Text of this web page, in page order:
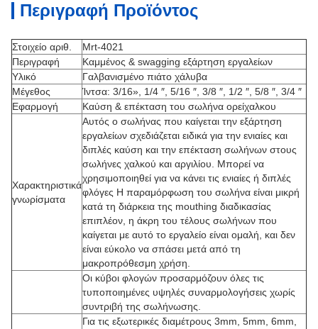
Περιγραφή Προϊόντος
Στοιχείο αριθ.
Mrt-4021
Περιγραφή
Καμμένος & swagging εξάρτηση εργαλείων
Υλικό
Γαλβανισμένο πιάτο χάλυβα
Μέγεθος
Ίντσα: 3/16», 1/4 ″, 5/16 ″, 3/8 ″, 1/2 ″, 5/8 ″, 3/4 ″
Εφαρμογή
Καύση & επέκταση του σωλήνα ορείχαλκου
Χαρακτηριστικά
γνωρίσματα
Αυτός ο σωλήνας που καίγεται την εξάρτηση
εργαλείων σχεδιάζεται ειδικά για την ενιαίες και
διπλές καύση και την επέκταση σωλήνων στους
σωλήνες χαλκού και αργιλίου. Μπορεί να
χρησιμοποιηθεί για να κάνει τις ενιαίες ή διπλές
φλόγες Η παραμόρφωση του σωλήνα είναι μικρή
κατά τη διάρκεια της mouthing διαδικασίας
επιπλέον, η άκρη του τέλους σωλήνων που
καίγεται με αυτό το εργαλείο είναι ομαλή, και δεν
είναι εύκολο να σπάσει μετά από τη
μακροπρόθεσμη χρήση.
Οι κύβοι φλογών προσαρμόζουν όλες τις
τυποποιημένες υψηλές συναρμολογήσεις χωρίς
συντριβή της σωλήνωσης.
Για τις εξωτερικές διαμέτρους 3mm, 5mm, 6mm,